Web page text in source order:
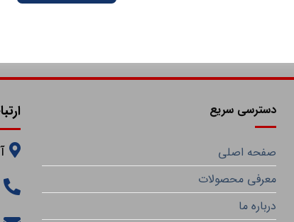
دسترسی سریع
صفحه اصلی
معرفی محصولات
درباره ما